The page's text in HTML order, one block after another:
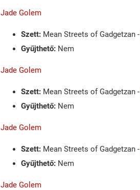
Jade Golem
Szett: Mean Streets of Gadgetzan -
Gyűjthető: Nem
Jade Golem
Szett: Mean Streets of Gadgetzan -
Gyűjthető: Nem
Jade Golem
Szett: Mean Streets of Gadgetzan -
Gyűjthető: Nem
Jade Golem